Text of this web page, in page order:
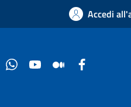
Accedi
InstagramWhatsappYouTube Medium